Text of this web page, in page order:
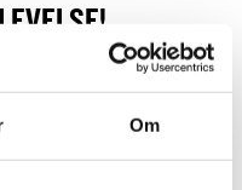
Om
begejstret for
flere elever
med deres